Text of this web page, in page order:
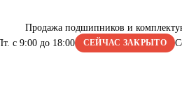
Продажа подшипников и
с 9:00 до 18:00
СЕЙЧАС ЗАКРЫТО